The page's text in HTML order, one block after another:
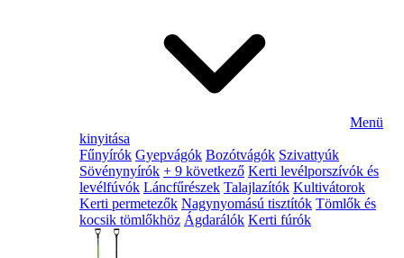
Menü
kinyitása
Fűnyírók Gyepvágók Bozótvágók Szivattyúk
Sövénynyírók + 9 következő Kerti levélporszívók és
levélfúvók Láncfűrészek Talajlazítók Kultivátorok
Kerti permetezők Nagynyomású tisztítók Tömlők és
kocsik tömlőkhöz Ágdarálók Kerti fúrók